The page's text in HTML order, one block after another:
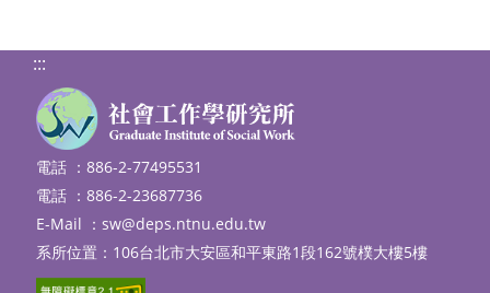
:::
電話 ：886-2-77495531
電話 ：886-2-23687736
E-Mail ： sw@deps.ntnu.edu.tw
系所位置：106台北市大安區和平東路1段162號樸大樓5樓